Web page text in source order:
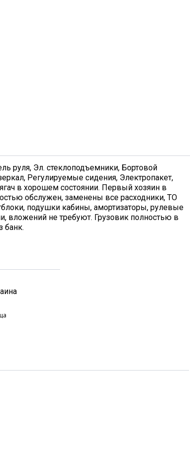
руля, Эл. стеклоподъемники, Бортовой
Регулируемые сидения, Электропакет,
в хорошем состоянии. Первый хозяин в
обслужен, заменены все расходники, ТО
подушки кабины, амортизаторы, рулевые
вложений не требуют. Грузовик полностью в
банк.